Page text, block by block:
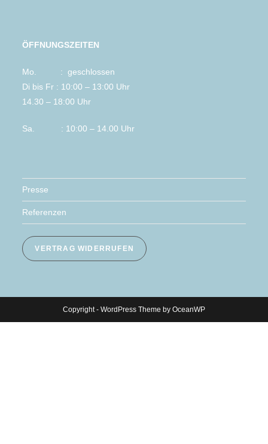
ÖFFNUNGSZEITEN
Mo. : geschlossen
Di bis Fr : 10:00 – 13:00 Uhr
14.30 – 18:00 Uhr
Sa. : 10:00 – 14.00 Uhr
Presse
Referenzen
VERTRAG WIDERRUFEN
Copyright - WordPress Theme by OceanWP